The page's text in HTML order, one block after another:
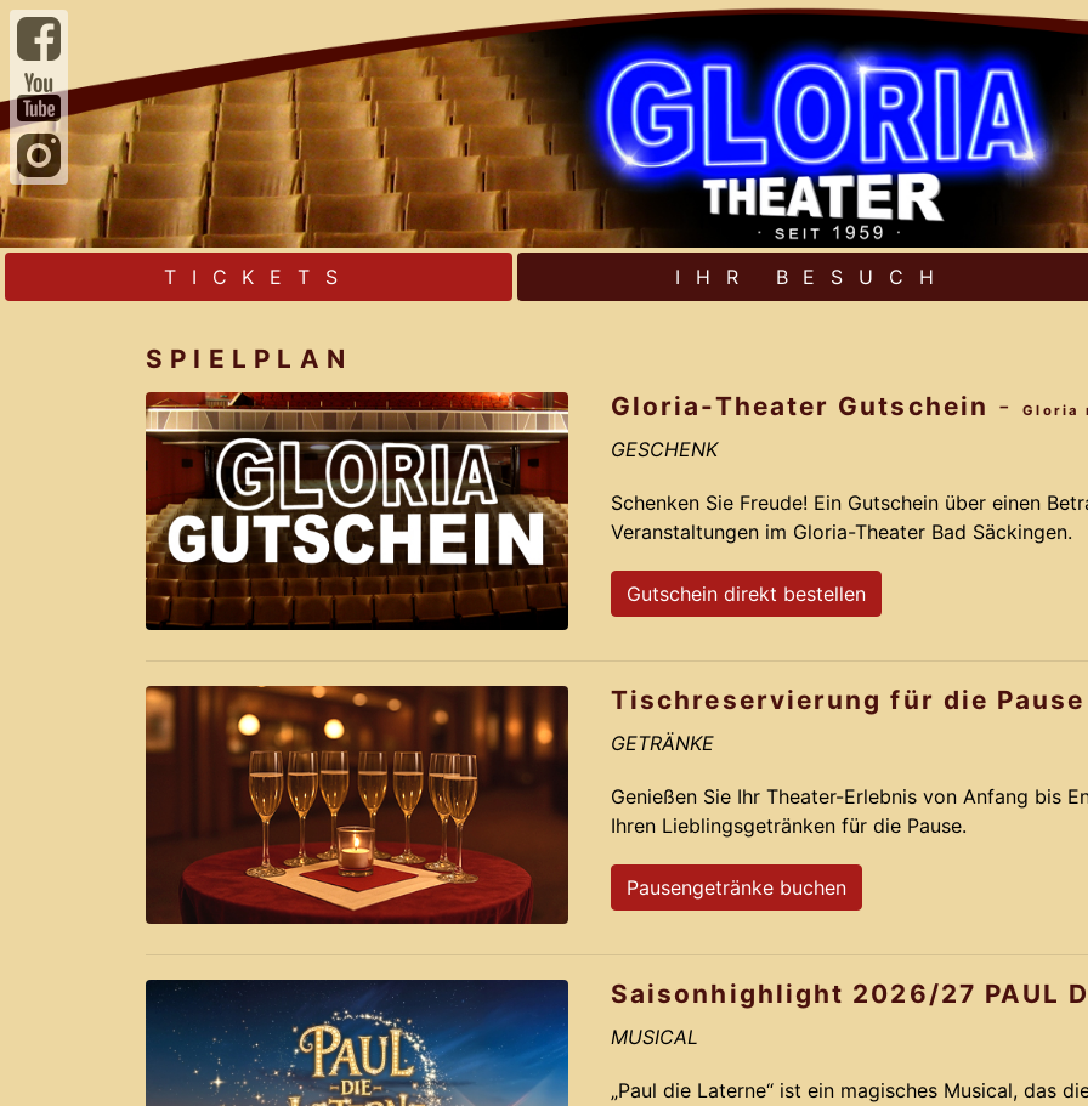
TICKETS IHR BESUCH
SPIELPLAN
Gloria-Theater Gutschein -Gloria
GESCHENK
Schenken Sie Freude! Ein Gutschein über einen
Veranstaltungen im Gloria-Theater Bad Säckingen.
Gutschein direkt bestellen
Tischreservierung für die Pause
GETRÄNKE
Genießen Sie Ihr Theater-Erlebnis von Anfang bis
Ihren Lieblingsgetränken für die Pause.
Pausengetränke buchen
Saisonhighlight 2026/27 PAUL
MUSICAL
„Paul die Laterne“ ist ein magisches Musical, das